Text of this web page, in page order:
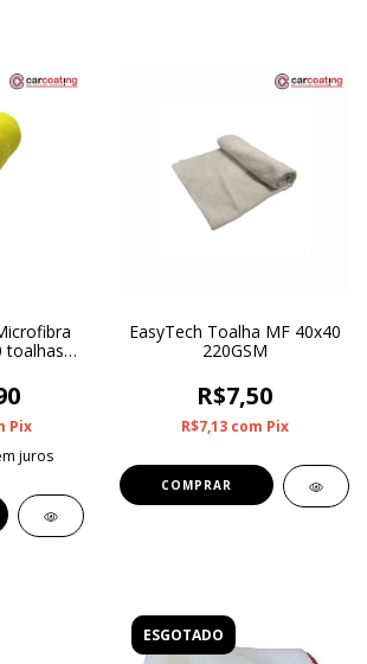
toalhas
Pix
juros
EasyTech Toalha MF 40x40
220GSM
R$7,50
R$7,13 com Pix
ESGOTADO